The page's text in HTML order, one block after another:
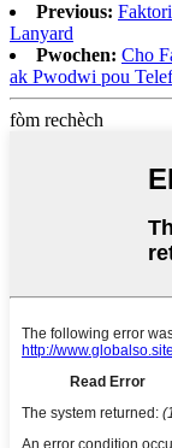
Previous:
Lanyard
Pwochen: Cho
ak Pwodwi pou
fòm rechèch